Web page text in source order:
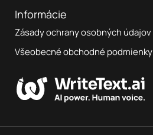
Informácie
Zásady ochrany osobných údajov
Všeobecné obchodné podmienky